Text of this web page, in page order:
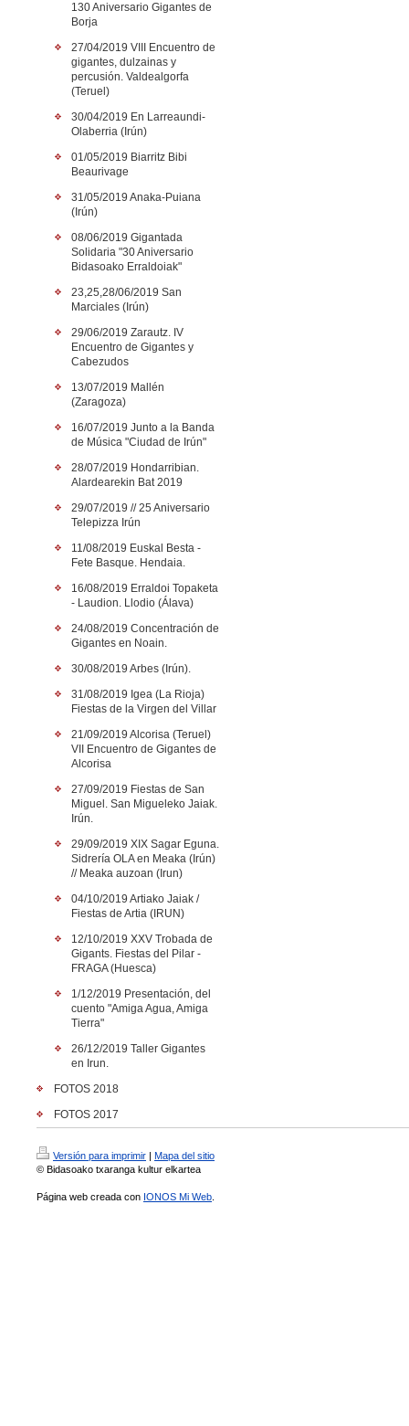
130 Aniversario Gigantes de
Borja
27/04/2019 VIII Encuentro de
gigantes, dulzainas y
percusión. Valdealgorfa
(Teruel)
30/04/2019 En Larreaundi-
Olaberria (Irún)
01/05/2019 Biarritz Bibi
Beaurivage
31/05/2019 Anaka-Puiana
(Irún)
08/06/2019 Gigantada
Solidaria "30 Aniversario
Bidasoako Erraldoiak"
23,25,28/06/2019 San
Marciales (Irún)
29/06/2019 Zarautz. IV
Encuentro de Gigantes y
Cabezudos
13/07/2019 Mallén
(Zaragoza)
16/07/2019 Junto a la Banda
de Música "Ciudad de Irún"
28/07/2019 Hondarribian.
Alardearekin Bat 2019
29/07/2019 // 25 Aniversario
Telepizza Irún
11/08/2019 Euskal Besta -
Fete Basque. Hendaia.
16/08/2019 Erraldoi Topaketa
- Laudion. Llodio (Álava)
24/08/2019 Concentración de
Gigantes en Noain.
30/08/2019 Arbes (Irún).
31/08/2019 Igea (La Rioja)
Fiestas de la Virgen del Villar
21/09/2019 Alcorisa (Teruel)
VII Encuentro de Gigantes de
Alcorisa
27/09/2019 Fiestas de San
Miguel. San Migueleko Jaiak.
Irún.
29/09/2019 XIX Sagar Eguna.
Sidrería OLA en Meaka (Irún)
// Meaka auzoan (Irun)
04/10/2019 Artiako Jaiak /
Fiestas de Artia (IRUN)
12/10/2019 XXV Trobada de
Gigants. Fiestas del Pilar -
FRAGA (Huesca)
1/12/2019 Presentación, del
cuento "Amiga Agua, Amiga
Tierra"
26/12/2019 Taller Gigantes
en Irun.
FOTOS 2018
FOTOS 2017
Versión para imprimir | Mapa del sitio
© Bidasoako txaranga kultur elkartea
Página web creada con IONOS Mi Web